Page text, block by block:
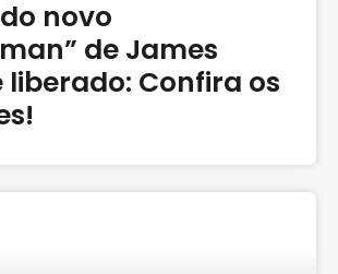
novo
de James
liberado: Confira os